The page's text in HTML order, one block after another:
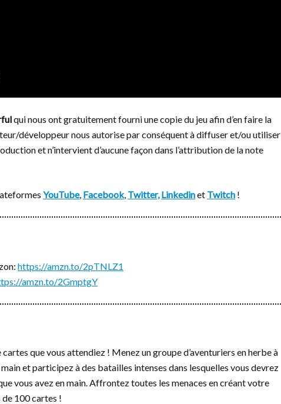
qui nous ont gratuitement fourni une copie du jeu afin d’en faire la
développeur nous autorise par conséquent à diffuser et/ou utiliser
et n’intervient d’aucune façon dans l’attribution de la note
YouTube, Facebook, Twitter, Linkedinet Twitch !
https://amzn.to/2pTNLZ1
amzn.to/2GmptgY
que vous attendiez ! Menez un groupe d’aventuriers en herbe à
et participez à des batailles intenses dans lesquelles vous devrez
vous avez en main. Affrontez toutes les menaces en créant votre
100 cartes !